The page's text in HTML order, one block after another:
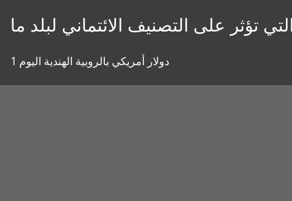
تؤثر على التصنيف الائتماني لبلد ما
1 دولار أمريكي بالروبية الهندية اليوم